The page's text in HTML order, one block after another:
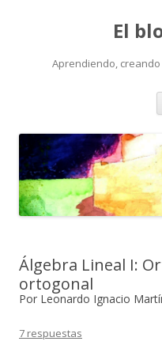
El
Aprendiendo,
Álgebra Lineal I:
ortogonal
Por Leonardo Ignacio
7 respuestas